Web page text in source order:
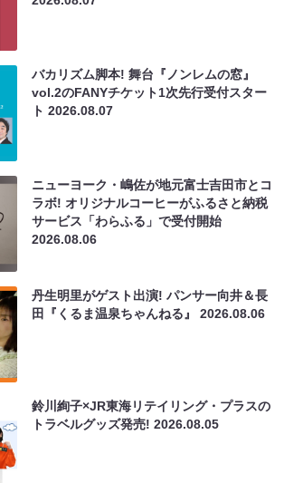
バカリズム脚本! 舞台『ノンレムの窓』
vol.2のFANYチケット1次先行受付スター
ト2026.08.07
ニューヨーク・嶋佐が地元富士吉田市とコ
ラボ! オリジナルコーヒーがふるさと納税
サービス「わらふる」で受付開始
2026.08.06
丹生明里がゲスト出演! パンサー向井＆長
田『くるま温泉ちゃんねる』2026.08.06
鈴川絢子×JR東海リテイリング・プラスの
トラベルグッズ発売!2026.08.05